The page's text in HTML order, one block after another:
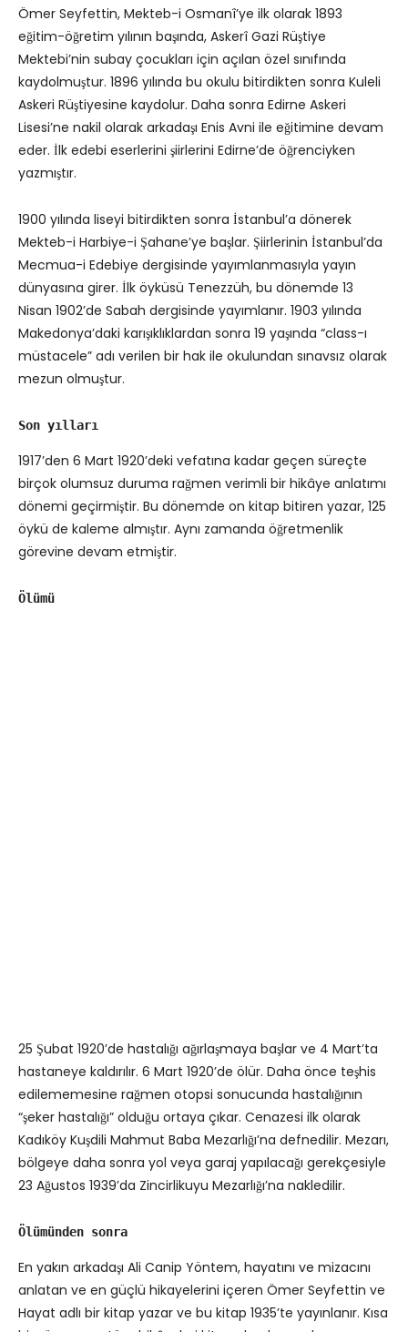
Ömer Seyfettin, Mekteb-i Osmanî’ye ilk olarak 1893
eğitim-öğretim yılının başında, Askerî Gazi Rüştiye
Mektebi’nin subay çocukları için açılan özel sınıfında
kaydolmuştur. 1896 yılında bu okulu bitirdikten sonra Kuleli
Askeri Rüştiyesine kaydolur. Daha sonra Edirne Askeri
Lisesi’ne nakil olarak arkadaşı Enis Avni ile eğitimine devam
eder. İlk edebi eserlerini şiirlerini Edirne’de öğrenciyken
yazmıştır.
1900 yılında liseyi bitirdikten sonra İstanbul’a dönerek
Mekteb-i Harbiye-i Şahane’ye başlar. Şiirlerinin İstanbul’da
Mecmua-i Edebiye dergisinde yayımlanmasıyla yayın
dünyasına girer. İlk öyküsü Tenezzüh, bu dönemde 13
Nisan 1902’de Sabah dergisinde yayımlanır. 1903 yılında
Makedonya’daki karışıklıklardan sonra 19 yaşında “class-ı
müstacele” adı verilen bir hak ile okulundan sınavsız olarak
mezun olmuştur.
Son yılları
1917’den 6 Mart 1920’deki vefatına kadar geçen süreçte
birçok olumsuz duruma rağmen verimli bir hikâye anlatımı
dönemi geçirmiştir. Bu dönemde on kitap bitiren yazar, 125
öykü de kaleme almıştır. Aynı zamanda öğretmenlik
görevine devam etmiştir.
Ölümü
25 Şubat 1920’de hastalığı ağırlaşmaya başlar ve 4 Mart’ta
hastaneye kaldırılır. 6 Mart 1920’de ölür. Daha önce teşhis
edilememesine rağmen otopsi sonucunda hastalığının
“şeker hastalığı” olduğu ortaya çıkar. Cenazesi ilk olarak
Kadıköy Kuşdili Mahmut Baba Mezarlığı’na defnedilir. Mezarı,
bölgeye daha sonra yol veya garaj yapılacağı gerekçesiyle
23 Ağustos 1939’da Zincirlikuyu Mezarlığı’na nakledilir.
Ölümünden sonra
En yakın arkadaşı Ali Canip Yöntem, hayatını ve mizacını
anlatan ve en güçlü hikayelerini içeren Ömer Seyfettin ve
Hayat adlı bir kitap yazar ve bu kitap 1935’te yayınlanır. Kısa